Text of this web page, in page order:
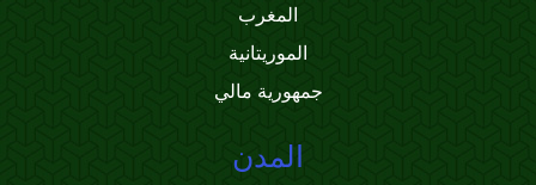
المغرب
الموريتانية
جمهورية مالي
المدن